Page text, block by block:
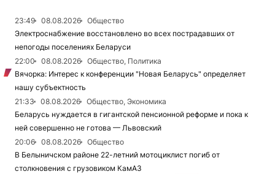
23:49 08.08.2026
Общество
Электроснабжение восстановлено во всех пострадавших от
непогоды поселениях Беларуси
22:00
08.08.2026
Общество, Политика
Вячорка: Интерес к конференции "Новая Беларусь" определяет
нашу субъектность
21:33
08.08.2026
Общество, Экономика
Беларусь нуждается в гигантской пенсионной реформе и пока к
ней совершенно не готова — Львовский
20:06
08.08.2026
Общество
В Белыничском районе 22-летний мотоциклист погиб от
столкновения с грузовиком КамАЗ